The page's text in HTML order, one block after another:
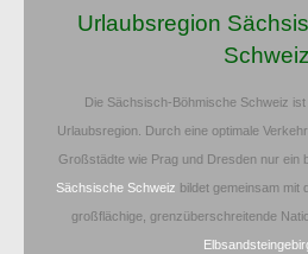
Urlaubsregion
Schweiz
Die Sächsisch-Böhmische Schweiz
Urlaubsregion. Durch eine optimale
Großstädte wie Prag und Dresden nur ein
Sächsische Schweiz bildet gemeinsam mit
großflächige, grenzüberschreitende